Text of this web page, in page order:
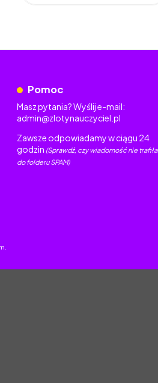
Pomoc
Masz pytania? Wyślij e-mail:
admin@zlotynauczyciel.pl
Zawsze odpowiadamy w ciągu 24
godzin (Sprawdź, czy wiadomość nie trafiła
do folderu SPAM)